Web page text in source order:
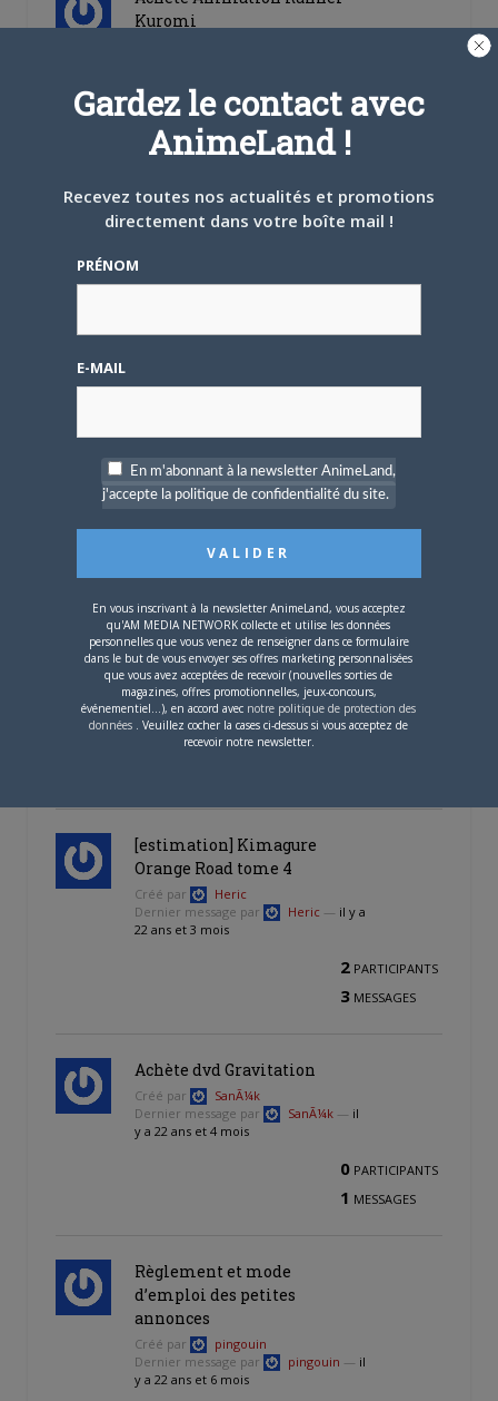
Kuromi
mois
0
Créé par
Dernier message par
foom—il y a
0PARTICIPANTS
rachete ikkyu
Créé par
yoshizumifan
Dernier message par
yoshizumifan—il y a 22 ans et 3 mois
racaille blues
Kuronoe
Dernier message par
Kuronoe— il
y a 22 ans et 3 mois
[estimation] Kimagure
Orange Road tome 4
Créé par
Heric
Dernier message par
Heric — il y a
22 ans et 3 mois
2 PARTICIPANTS
3 MESSAGES
Achète dvd Gravitation
Créé par
SanÃ¼k
Dernier message par
SanÃ¼k — il
y a 22 ans et 4 mois
0 PARTICIPANTS
1 MESSAGES
Règlement et mode
d’emploi des petites
annonces
Créé par
pingouin
Dernier message par
pingouin — il
y a 22 ans et 6 mois
Gardez le contact avec
AnimeLand !
Recevez toutes nos actualités et promotions
directement dans votre boîte mail !
PRÉNOM
E-MAIL
En m'abonnant à la newsletter AnimeLand,
j'accepte la politique de confidentialité du site.
En vous inscrivant à la newsletter AnimeLand, vous acceptez
qu'AM MEDIA NETWORK collecte et utilise les données
personnelles que vous venez de renseigner dans ce formulaire
dans le but de vous envoyer ses offres marketing personnalisées
que vous avez acceptées de recevoir (nouvelles sorties de
magazines, offres promotionnelles, jeux-concours,
événementiel...), en accord avec notre politique de protection des
données . Veuillez cocher la cases ci-dessus si vous acceptez de
recevoir notre newsletter.